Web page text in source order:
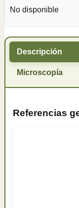
No disponible
Descripción
Microscopía
Referencias